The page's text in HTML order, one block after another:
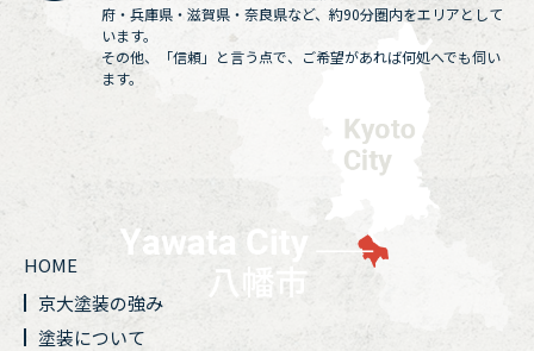
府・兵庫県・滋賀県・奈良県など、約90分圏内をエリアとして
います。
その他、「信頼」と言う点で、ご希望があれば何処へでも伺い
ます。
HOME
京大塗装の強み
塗装について